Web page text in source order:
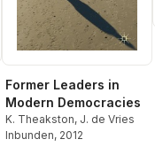
Former Leaders in
Modern Democracies
K. Theakston, J. de Vries
Inbunden, 2012